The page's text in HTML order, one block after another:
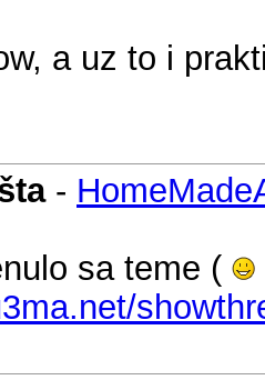
a uz to i
-
sa teme (